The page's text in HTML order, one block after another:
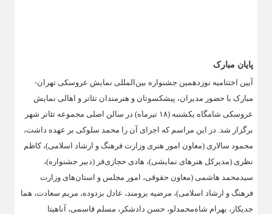
پایان مبارک
آیین اختتامیه نوزدهمین جشنواره بین‌المللی نمایش عروسکی تهران-
مبارک با حضور مدیران، پیشکسوتان و هنرمندان تئاتر و اهالی نمایش
عروسکی شامگاه یکشنبه (۱۸ تیرماه) در سالن اصلی مجموعه تئاتر شهر
برگزار شد. در این مراسم که اجرای آن را محمد سلوکی بر عهده داشت،
محمود سالاری (معاون امور هنری وزارت فرهنگ و ارشاد اسلامی)، کاظم
نظری (مدیرکل هنرهای نمایشی)، هادی حجازی‌فر (دبیر جشنواره)،
سیدمحمد هاشمی (معاون حقوقی، امور مجلس و استان‌های وزارت
فرهنگ و ارشاد اسلامی)، مرضیه برومند، عادل بزدوده، مریم سعادت، هما
جدیکار، بهرام شاه‌محمدلو، حسن دادشکر، مسلم قاسمی، آناهیتا